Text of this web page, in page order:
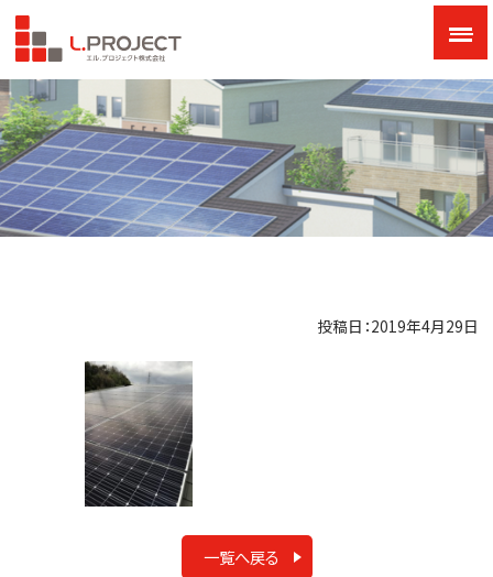
投稿日：2019年4月29日
一覧へ戻る